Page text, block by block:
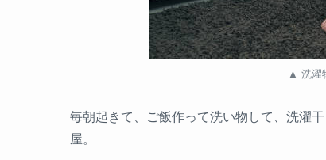
▲ 洗濯
毎朝起きて、ご飯作って洗い物して、洗濯
屋。